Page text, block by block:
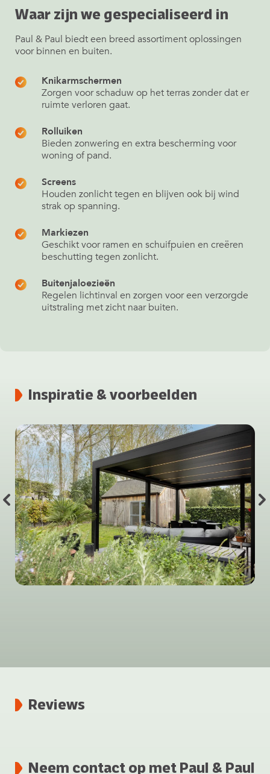
Waar zijn we gespecialiseerd in
Paul & Paul biedt een breed assortiment oplossingen
voor binnen en buiten.
Knikarmschermen
Zorgen voor schaduw op het terras zonder dat er
ruimte verloren gaat.
Rolluiken
Bieden zonwering en extra bescherming voor
woning of pand.
Screens
Houden zonlicht tegen en blijven ook bij wind
strak op spanning.
Markiezen
Geschikt voor ramen en schuifpuien en creëren
beschutting tegen zonlicht.
Buitenjaloezieën
Regelen lichtinval en zorgen voor een verzorgde
uitstraling met zicht naar buiten.
Inspiratie & voorbeelden
Reviews
Neem contact op met Paul & Paul